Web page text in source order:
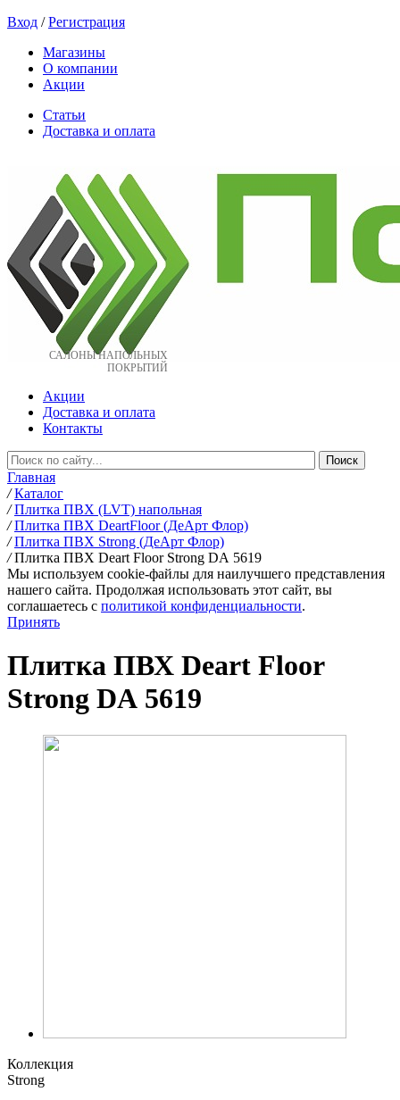
Вход /Регистрация
Магазины
О компании
Акции
Статьи
Доставка и оплата
САЛОНЫ НАПОЛЬНЫХ
ПОКРЫТИЙ
Акции
Доставка и оплата
Контакты
Главная
/ Каталог
/ Плитка ПВХ (LVT) напольная
/ Плитка ПВХ DeartFloor (ДеАрт Флор)
/ Плитка ПВХ Strong (ДеАрт Флор)
/ Плитка ПВХ Deart Floor Strong DA 5619
Мы используем cookie-файлы для наилучшего представления
нашего сайта. Продолжая использовать этот сайт, вы
соглашаетесь c политикой конфиденциальности.
Принять
Плитка ПВХ Deart Floor
Strong DA 5619
Коллекция
Strong